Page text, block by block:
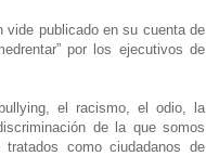
vide publicado en su cuenta de
por los ejecutivos de
el racismo, el odio, la
de la que somos
como ciudadanos de